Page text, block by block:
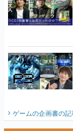
ゲームの企画書の